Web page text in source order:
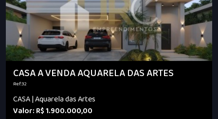
CASA A VENDA AQUARELA DAS ARTES
Ref.:32
CASA | Aquarela das Artes
Valor: R$ 1.900.000,00